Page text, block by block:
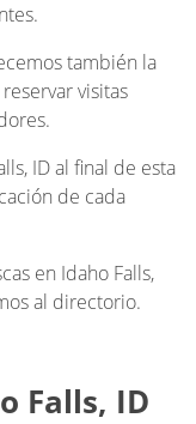
también la
visitas
ID al final de esta
de cada
en Idaho Falls,
al directorio.
Falls, ID